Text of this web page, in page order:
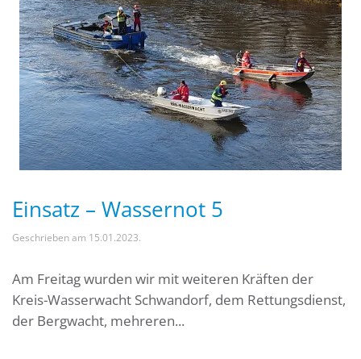
Einsatz – Wassernot 5
Geschrieben am 15.01.2023.
Am Freitag wurden wir mit weiteren Kräften der
Kreis-Wasserwacht Schwandorf, dem Rettungsdienst,
der Bergwacht, mehreren...